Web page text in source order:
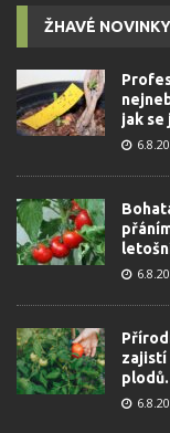
ŽHAVÉ NOVINKY
jak se
zajistí